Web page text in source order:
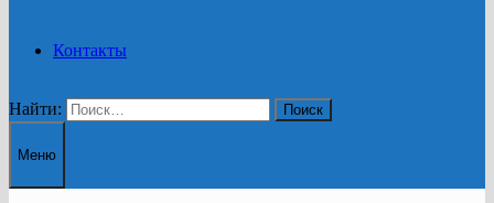
Контакты
Найти:
Меню